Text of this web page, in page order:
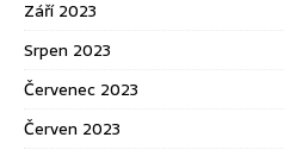
Září 2023
Srpen 2023
Červenec 2023
Červen 2023